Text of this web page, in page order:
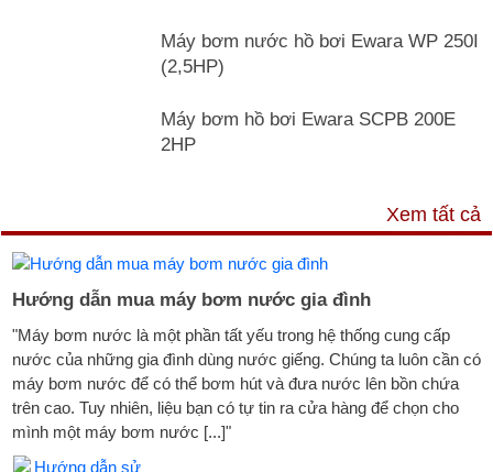
Máy bơm nước hồ bơi Ewara WP 250I
(2,5HP)
Máy bơm hồ bơi Ewara SCPB 200E
2HP
Xem tất cả
Hướng dẫn mua máy bơm nước gia đình
"Máy bơm nước là một phần tất yếu trong hệ thống cung cấp
nước của những gia đình dùng nước giếng. Chúng ta luôn cần có
máy bơm nước để có thể bơm hút và đưa nước lên bồn chứa
trên cao. Tuy nhiên, liệu bạn có tự tin ra cửa hàng để chọn cho
mình một máy bơm nước [...]"